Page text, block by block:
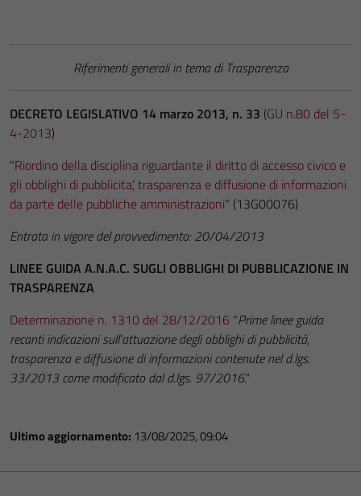
Riferimenti generali in tema di Trasparenza
DECRETO LEGISLATIVO 14 marzo 2013, n. 33 (GU n.80 del 5-
4-2013)
"Riordino della disciplina riguardante il diritto di accesso civico e
gli obblighi di pubblicita’, trasparenza e diffusione di informazioni
da parte delle pubbliche amministrazioni" (13G00076)
Entrata in vigore del provvedimento: 20/04/2013
LINEE GUIDA A.N.A.C. SUGLI OBBLIGHI DI PUBBLICAZIONE IN
TRASPARENZA
Determinazione n. 1310 del 28/12/2016 "Prime linee guida
recanti indicazioni sull’attuazione degli obblighi di pubblicità,
trasparenza e diffusione di informazioni contenute nel d.lgs.
33/2013 come modificato dal d.lgs. 97/2016."
Ultimo aggiornamento: 13/08/2025, 09:04